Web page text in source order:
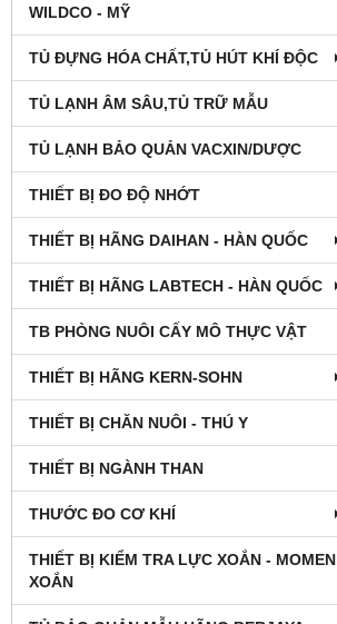
WILDCO - MỸ
TỦ ĐỰNG HÓA CHẤT,TỦ HÚT KHÍ ĐỘC
TỦ LẠNH ÂM SÂU,TỦ TRỮ MẪU
TỦ LẠNH BẢO QUẢN VACXIN/DƯỢC
THIẾT BỊ ĐO ĐỘ NHỚT
THIẾT BỊ HÃNG DAIHAN - HÀN QUỐC
THIẾT BỊ HÃNG LABTECH - HÀN QUỐC
TB PHÒNG NUÔI CẤY MÔ THỰC VẬT
THIẾT BỊ HÃNG KERN-SOHN
THIẾT BỊ CHĂN NUÔI - THÚ Y
THIẾT BỊ NGÀNH THAN
THƯỚC ĐO CƠ KHÍ
THIẾT BỊ KIỂM TRA LỰC XOẮN - MOMEN
XOẮN